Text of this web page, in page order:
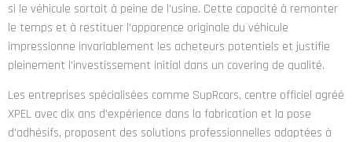
si le véhicule sortait à peine de l'usine. Cette capacité à remonter
le temps et à restituer l'apparence originale du véhicule
impressionne invariablement les acheteurs potentiels et justifie
pleinement l'investissement initial dans un covering de qualité.
Les entreprises spécialisées comme SupRcars, centre officiel agréé
XPEL avec dix ans d'expérience dans la fabrication et la pose
d'adhésifs, proposent des solutions professionnelles adaptées à